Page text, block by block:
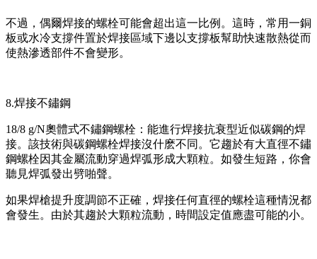
不過，偶爾焊接的螺栓可能會超出這一比例。這時，常用一銅
板或水冷支撐件置於焊接區域下邊以支撐板幫助快速散熱從而
使熱滲透部件不會變形。
8.焊接不鏽鋼
18/8 g/N奧體式不鏽鋼螺栓：能進行焊接抗衰型近似碳鋼的焊
接。該技術與碳鋼螺栓焊接沒什麽不同。它趨於有大直徑不鏽
鋼螺栓因其金屬流動穿過焊弧形成大顆粒。如發生短路，你會
聽見焊弧發出劈啪聲。
如果焊槍提升度調節不正確，焊接任何直徑的螺栓這種情況都
會發生。由於其趨於大顆粒流動，時間設定值應盡可能的小。